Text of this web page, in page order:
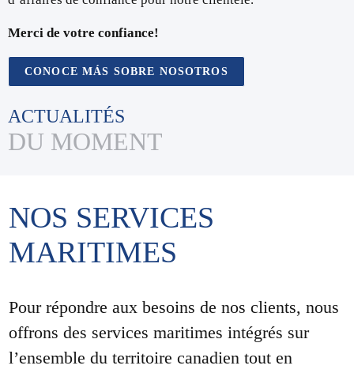
Merci de votre confiance!
CONOCE MÁS SOBRE NOSOTROS
ACTUALITÉS
DU MOMENT
NOS SERVICES
MARITIMES
Pour répondre aux besoins de nos clients, nous
offrons des services maritimes intégrés sur
l’ensemble du territoire canadien tout en